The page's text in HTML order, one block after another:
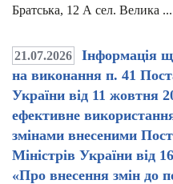
Братська, 12 А сел. Велика ...
21.07.2026
Інформація
на виконання п. 41
України від 11 жовтня
ефективне
змінами внесеними
Міністрів України від
«Про внесення змін до